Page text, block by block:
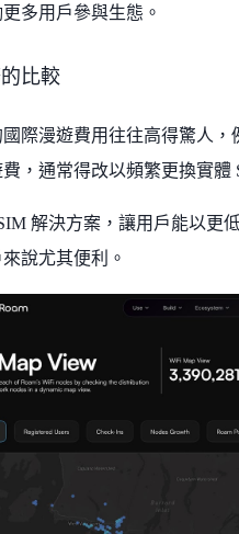
多用戶參與生態。
比較
際漫遊費用往往高得驚人
，通常得改以頻繁更換實體
解決方案，讓用戶能以
說尤其便利。